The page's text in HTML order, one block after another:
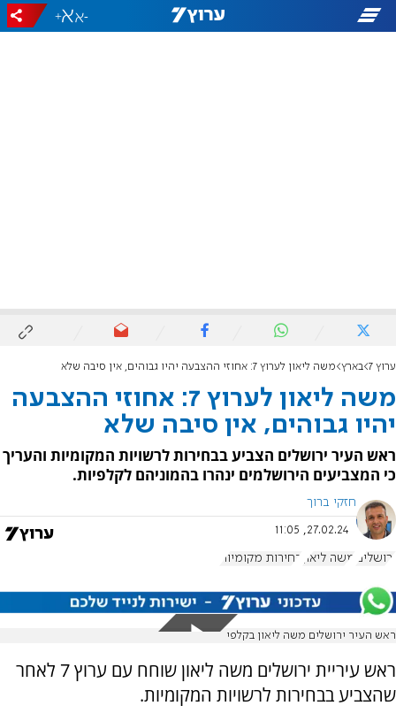
-
+
ערוץ 7 בארץ משה ליאון לערוץ 7: אחוזי ההצבעה יהיו גבוהים, אין סיבה שלא
משה ליאון לערוץ 7: אחוזי ההצבעה
יהיו גבוהים, אין סיבה שלא
ראש העיר ירושלים הצביע בבחירות לרשויות המקומיות והעריך
כי המצביעים הירושלמים ינהרו בהמוניהם לקלפיות.
חזקי ברוך
27.02.24, 11:05
ירושלים משה ליאון בחירות מקומיות
ראש העיר ירושלים משה ליאון בקלפי
ראש עיריית ירושלים משה ליאון שוחח עם ערוץ 7 לאחר
שהצביע בבחירות לרשויות המקומיות.